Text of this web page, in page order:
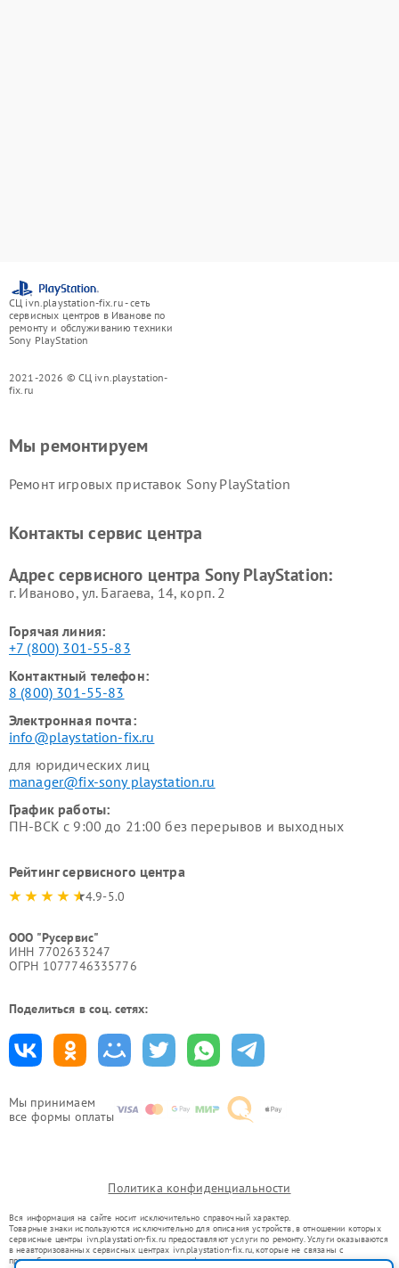
СЦ ivn.playstation-fix.ru - сеть
сервисных центров в Иванове по
ремонту и обслуживанию техники
Sony PlayStation
2021-2026 © СЦ ivn.playstation-
fix.ru
Мы принимаем
все формы оплаты
Мы ремонтируем
Ремонт игровых приставок Sony PlayStation
Контакты сервис центра
Адрес сервисного центра Sony PlayStation:
г. Иваново, ул. Багаева, 14, корп. 2
Горячая линия:
+7 (800) 301-55-83
Контактный телефон:
8 (800) 301-55-83
Электронная почта:
info@playstation-fix.ru
для юридических лиц
manager@fix-sony playstation.ru
График работы:
ПН-ВСК с 9:00 до 21:00 без перерывов и выходных
Рейтинг сервисного центра
4.9-5.0
ООО "Русервис"
ИНН 7702633247
ОГРН 1077746335776
Поделиться в соц. сетях:
Политика конфиденциальности
Вся информация на сайте носит исключительно справочный характер.
Товарные знаки используются исключительно для описания устройств, в отношении которых
сервисные центры ivn.playstation-fix.ru предоставляют услуги по ремонту. Услуги оказываются
в неавторизованных сервисных центрах ivn.playstation-fix.ru, которые не связаны с
правообладателями товарных знаков или их официальными представителями.